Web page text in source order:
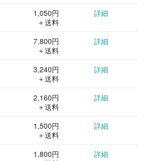
1,050円
＋送料
詳細
7,800円
＋送料
詳細
3,240円
＋送料
詳細
2,160円
＋送料
詳細
1,500円
＋送料
詳細
1,800円
詳細